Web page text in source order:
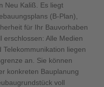
Neu Kaliß. Es liegt
(B-Plan),
für Ihr Bauvorhaben
erschlossen: Alle Medien
Telekommunikation liegen
an. Sie können
konkreten Bauplanung
voll